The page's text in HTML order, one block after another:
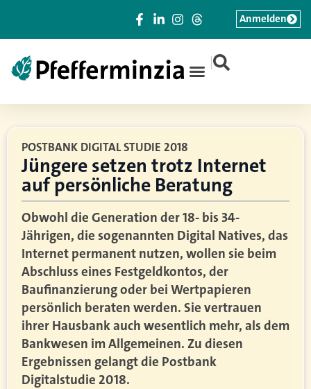
|
Anmelden
POSTBANK DIGITAL STUDIE 2018
Jüngere setzen trotz Internet
auf persönliche Beratung
Obwohl die Generation der 18- bis 34-
Jährigen, die sogenannten Digital Natives, das
Internet permanent nutzen, wollen sie beim
Abschluss eines Festgeldkontos, der
Baufinanzierung oder bei Wertpapieren
persönlich beraten werden. Sie vertrauen
ihrer Hausbank auch wesentlich mehr, als dem
Bankwesen im Allgemeinen. Zu diesen
Ergebnissen gelangt die Postbank
Digitalstudie 2018.